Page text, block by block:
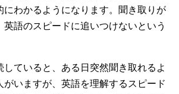
にわかるようになります。聞き取りが
英語のスピードに追いつけないという
ていると、ある日突然聞き取れるよ
がいますが、英語を理解するスピード